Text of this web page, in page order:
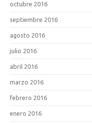
octubre 2016
septiembre 2016
agosto 2016
julio 2016
abril 2016
marzo 2016
febrero 2016
enero 2016